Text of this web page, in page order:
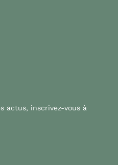
actus, inscrivez-vous à